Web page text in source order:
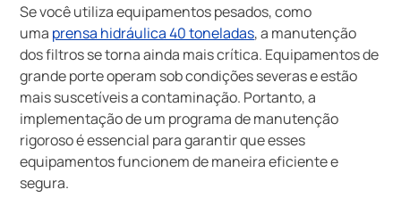
Se você utiliza equipamentos pesados, como
uma prensa hidráulica 40 toneladas, a manutenção
dos filtros se torna ainda mais crítica. Equipamentos de
grande porte operam sob condições severas e estão
mais suscetíveis a contaminação. Portanto, a
implementação de um programa de manutenção
rigoroso é essencial para garantir que esses
equipamentos funcionem de maneira eficiente e
segura.